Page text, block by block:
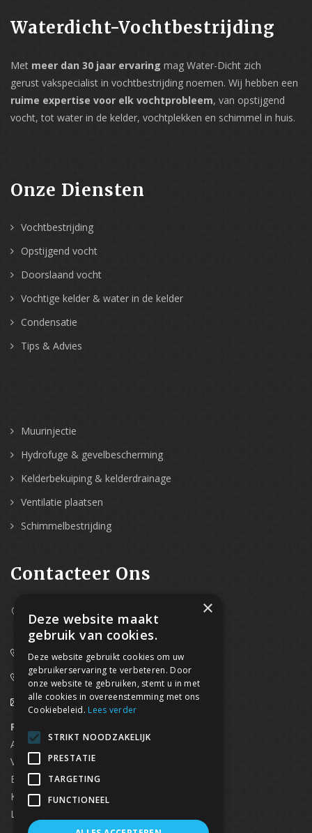
Waterdicht-Vochtbestrijding
Met meer dan 30 jaar ervaring mag Water-Dicht zich
gerust vakspecialist in vochtbestrijding noemen. Wij hebben een
ruime expertise voor elk vochtprobleem, van opstijgend
vocht, tot water in de kelder, vochtplekken en schimmel in huis.
Onze Diensten
Vochtbestrijding
Opstijgend vocht
Doorslaand vocht
Vochtige kelder & water in de kelder
Condensatie
Tips & Advies
Muurinjectie
Hydrofuge & gevelbescherming
Kelderbekuiping & kelderdrainage
Ventilatie plaatsen
Schimmelbestrijding
Contacteer Ons
Westpoort 37B,
2070 Zwijndrecht
0800/61 667 (24/7 bereikbaar)
03/369.60.29
info@waterdicht-vochtbestrijding.be
Regionaal contact
Antwerpen
03/369.60.29
Vlaams Brabant & Brussel
Brugge
Kortrijk
Limburg
×
Deze website maakt
gebruik van cookies.
Deze website gebruikt cookies om uw
gebruikerservaring te verbeteren. Door
onze website te gebruiken, stemt u in met
alle cookies in overeenstemming met ons
Cookiebeleid. Lees verder
STRIKT NOODZAKELIJK
PRESTATIE
TARGETING
FUNCTIONEEL